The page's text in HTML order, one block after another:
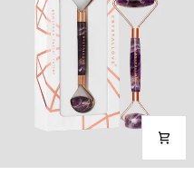
Crystallove